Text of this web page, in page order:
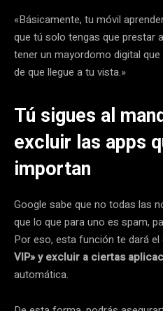
«Básicamente, tu móvil
que tú solo tengas que prestar
tener un mayordomo digital
de que llegue a tu vista.»
Tú sigues al
excluir las apps
importan
Google sabe que no todas las
que lo que para uno es spam,
Por eso, esta función te dará
VIP» y excluir a ciertas
automática.